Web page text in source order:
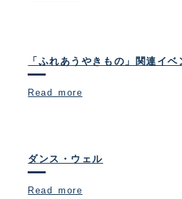
「ふれあうやきもの」関連イ
Read more
ダンス・ウェル
Read more